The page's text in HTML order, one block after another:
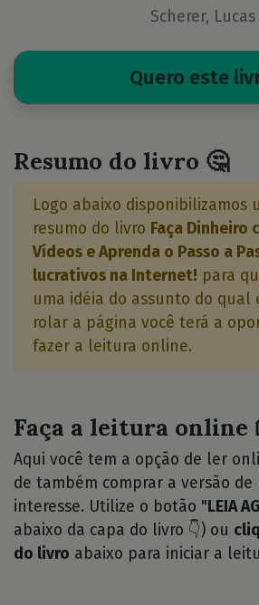
Scherer, Lucas
Quero este
Resumo do livro 🤔
Logo abaixo disponibilizamos
resumo do livro Faça Dinheiro
Vídeos e Aprenda o Passo a
lucrativos na Internet! para
uma idéia do assunto do qual
rolar a página você terá a
fazer a leitura online.
Faça a leitura online
Aqui você tem a opção de ler
de também comprar a versão
interesse. Utilize o botão " LEIA
abaixo da capa do livro 👇) ou
do livro abaixo para iniciar a